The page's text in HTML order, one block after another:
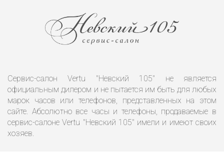
Сервис-салон Vertu "Невский 105" не является
официальным дилером и не пытается им быть для любых
марок часов или телефонов, представленных на этом
сайте. Абсолютно все часы и телефоны, продаваемые в
сервис-салоне Vertu "Невский 105" имели и имеют своих
хозяев.